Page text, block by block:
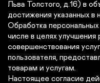
Льва Толстого, д.16) в
достижения указанных в
Обработка
числе в целях улучшения
совершенствования
пользователя,
товарам и услугам.
Настоящее согласие